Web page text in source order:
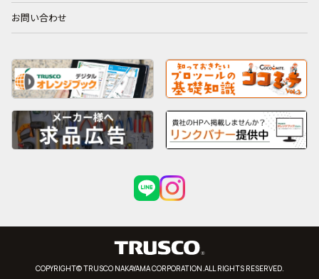
お問い合わせ
COPYRIGHT© TRUSCO NAKAYAMA CORPORATION.ALL RIGHTS RESERVED.